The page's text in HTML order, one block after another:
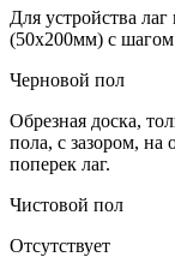
Для устройства
(50х200мм) с
Черновой пол
Обрезная доска,
пола, с зазором,
поперек лаг.
Чистовой пол
Отсутствует